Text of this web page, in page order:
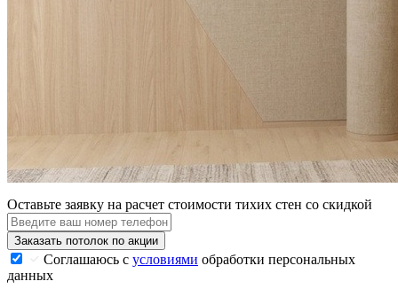
Оставьте заявку на расчет стоимости тихих стен со скидкой
Заказать потолок по акции
Соглашаюсь с условиями обработки персональных
данных